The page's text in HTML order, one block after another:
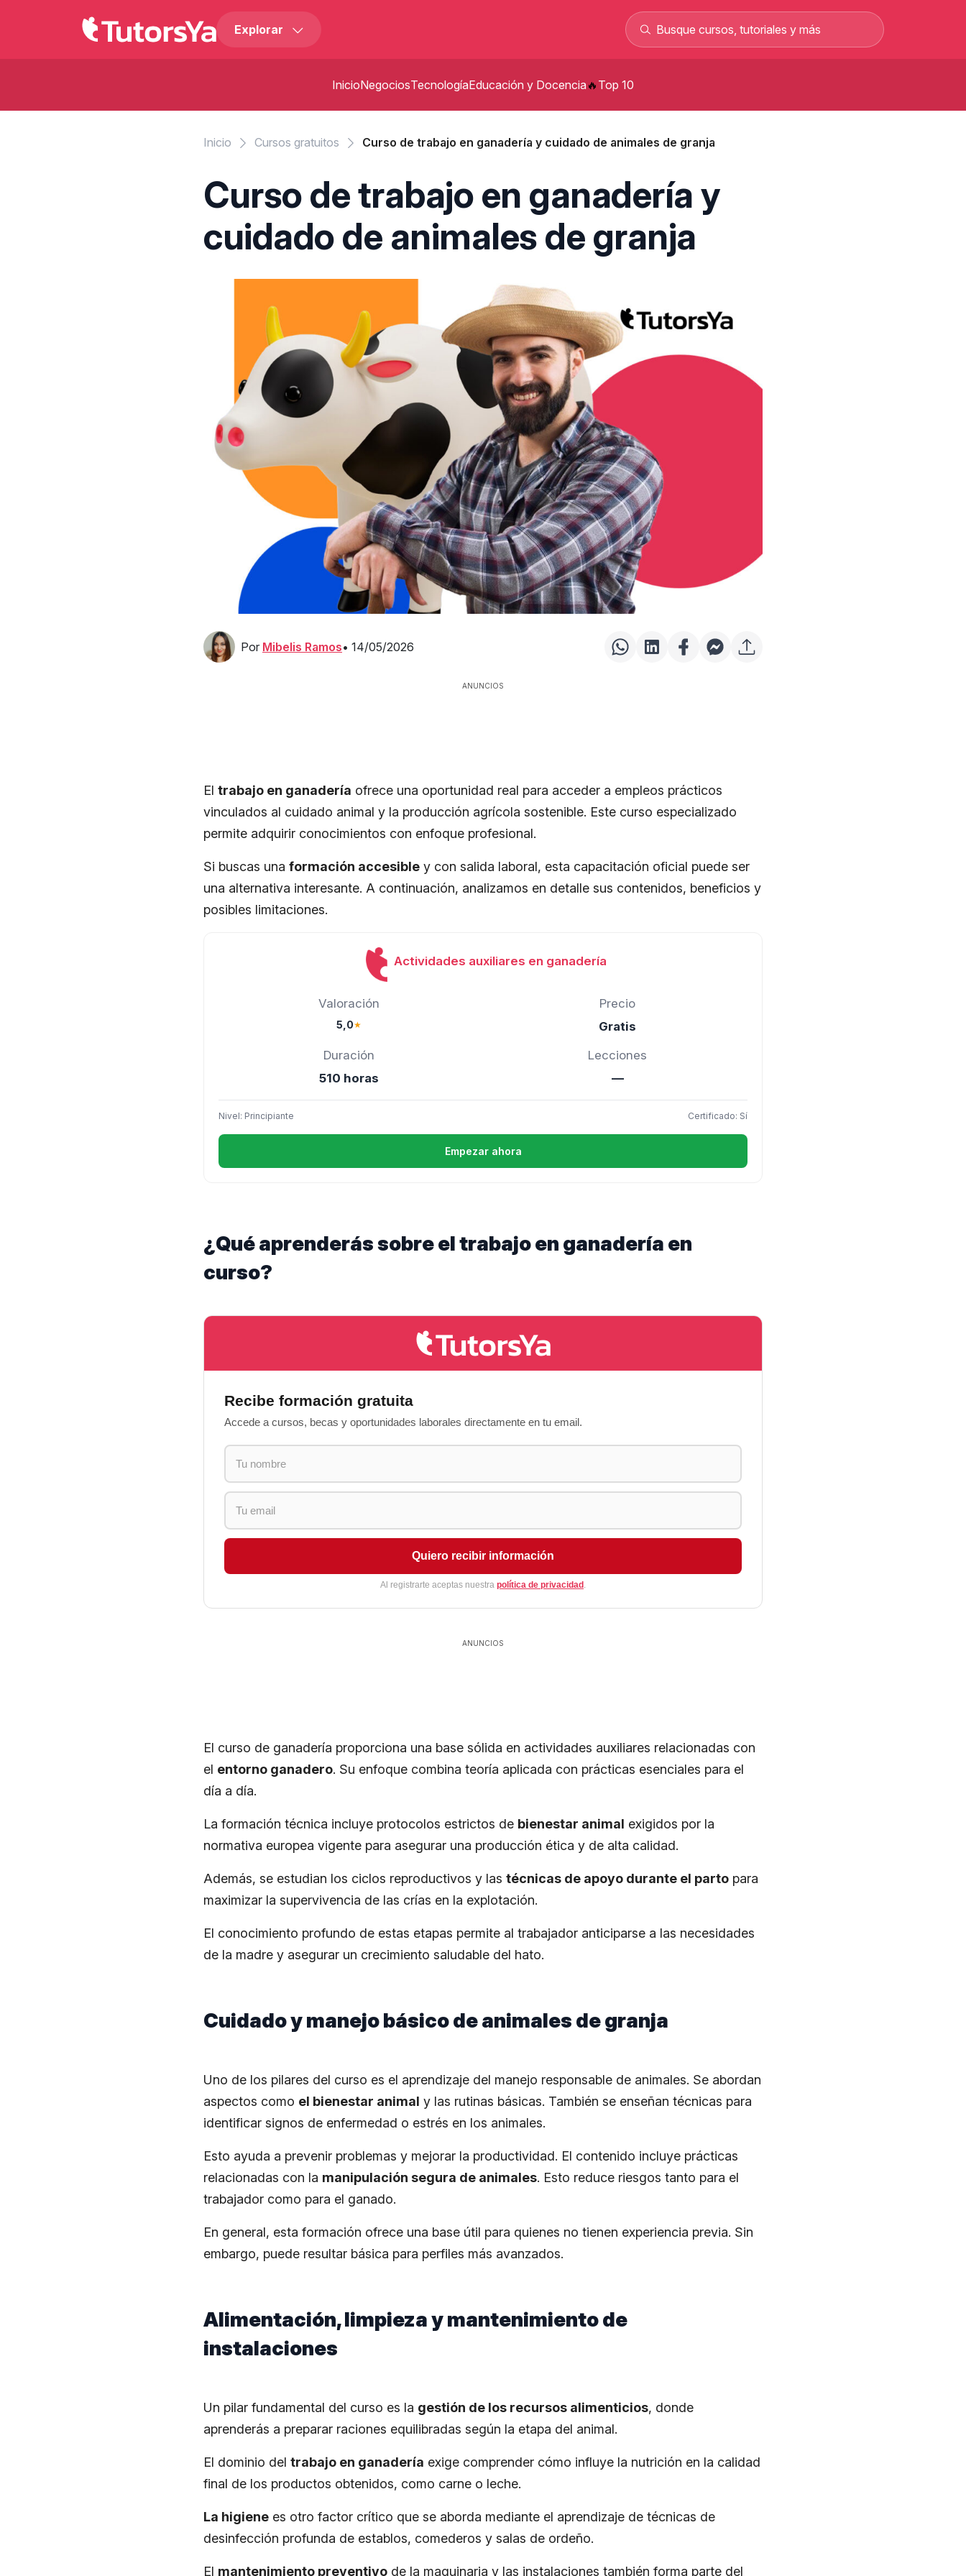
Explorar
Curso de carretillero gratis: curso
Curso gratis para sacar el permiso C y
Curso de albañilería gratis curso
profesional 100% online
Curso gratis de mecánica automotriz con
salarios de hasta 2.500 €
InicioNegociosTecnologíaEducación y Docencia Top 10
Inicio Cursos gratuitos Curso de trabajo en ganadería y cuidado de animales de granja
Curso de trabajo en ganadería y
cuidado de animales de granja
Por Mibelis Ramos• 14/05/2026
ANUNCIOS
El trabajo en ganadería ofrece una oportunidad real para acceder a empleos prácticos
vinculados al cuidado animal y la producción agrícola sostenible. Este curso especializado
permite adquirir conocimientos con enfoque profesional.
Si buscas una formación accesible y con salida laboral, esta capacitación oficial puede ser
una alternativa interesante. A continuación, analizamos en detalle sus contenidos, beneficios y
posibles limitaciones.
Actividades auxiliares en ganadería
Valoración
5,0★
Precio
Gratis
Duración
510 horas
Lecciones
—
Nivel: Principiante Certificado: Sí
Empezar ahora
¿Qué aprenderás sobre el trabajo en ganadería en
curso?
Recibe formación gratuita
Accede a cursos, becas y oportunidades laborales directamente en tu email.
Quiero recibir información
Al registrarte aceptas nuestra política de privacidad .
ANUNCIOS
El curso de ganadería proporciona una base sólida en actividades auxiliares relacionadas con
el entorno ganadero. Su enfoque combina teoría aplicada con prácticas esenciales para el
día a día.
La formación técnica incluye protocolos estrictos de bienestar animal exigidos por la
normativa europea vigente para asegurar una producción ética y de alta calidad.
Además, se estudian los ciclos reproductivos y las técnicas de apoyo durante el parto para
maximizar la supervivencia de las crías en la explotación.
El conocimiento profundo de estas etapas permite al trabajador anticiparse a las necesidades
de la madre y asegurar un crecimiento saludable del hato.
Cuidado y manejo básico de animales de granja
Uno de los pilares del curso es el aprendizaje del manejo responsable de animales. Se abordan
aspectos como el bienestar animal y las rutinas básicas. También se enseñan técnicas para
identificar signos de enfermedad o estrés en los animales.
Esto ayuda a prevenir problemas y mejorar la productividad. El contenido incluye prácticas
relacionadas con la manipulación segura de animales. Esto reduce riesgos tanto para el
trabajador como para el ganado.
En general, esta formación ofrece una base útil para quienes no tienen experiencia previa. Sin
embargo, puede resultar básica para perfiles más avanzados.
Alimentación, limpieza y mantenimiento de
instalaciones
Un pilar fundamental del curso es la gestión de los recursos alimenticios, donde
aprenderás a preparar raciones equilibradas según la etapa del animal.
El dominio del trabajo en ganadería exige comprender cómo influye la nutrición en la calidad
final de los productos obtenidos, como carne o leche.
La higiene es otro factor crítico que se aborda mediante el aprendizaje de técnicas de
desinfección profunda de establos, comederos y salas de ordeño.
El mantenimiento preventivo de la maquinaria y las instalaciones también forma parte del